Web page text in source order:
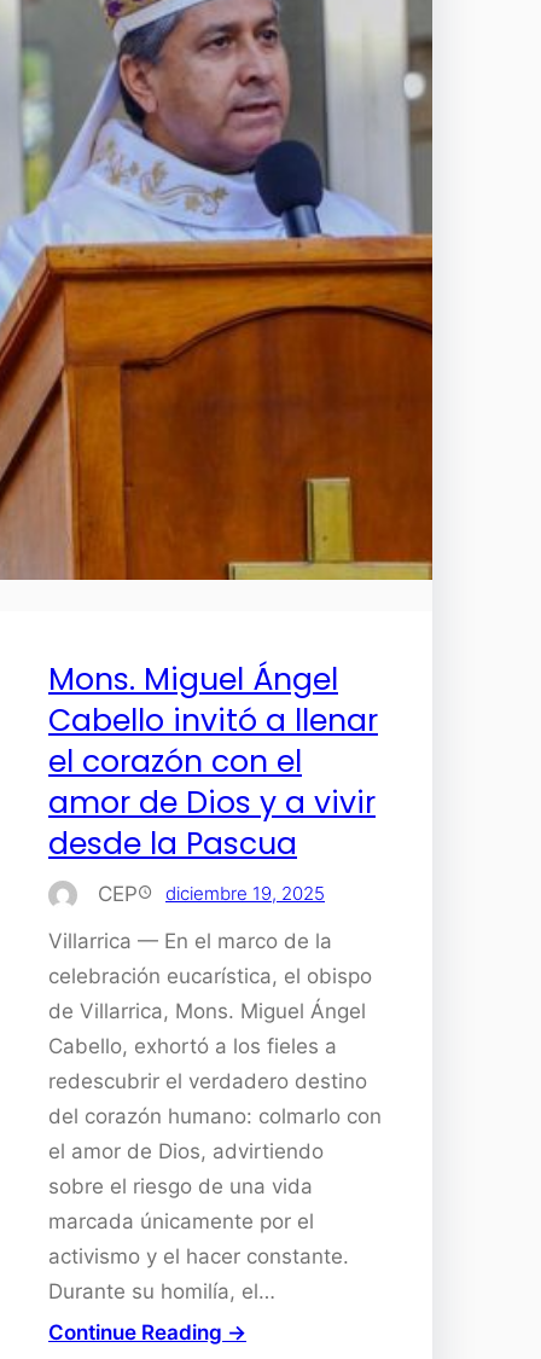
Mons. Miguel Ángel
Cabello invitó a llenar
el corazón con el
amor de Dios y a vivir
desde la Pascua
CEP diciembre 19, 2025
Villarrica — En el marco de la
celebración eucarística, el obispo
de Villarrica, Mons. Miguel Ángel
Cabello, exhortó a los fieles a
redescubrir el verdadero destino
del corazón humano: colmarlo con
el amor de Dios, advirtiendo
sobre el riesgo de una vida
marcada únicamente por el
activismo y el hacer constante.
Durante su homilía, el…
Continue Reading →